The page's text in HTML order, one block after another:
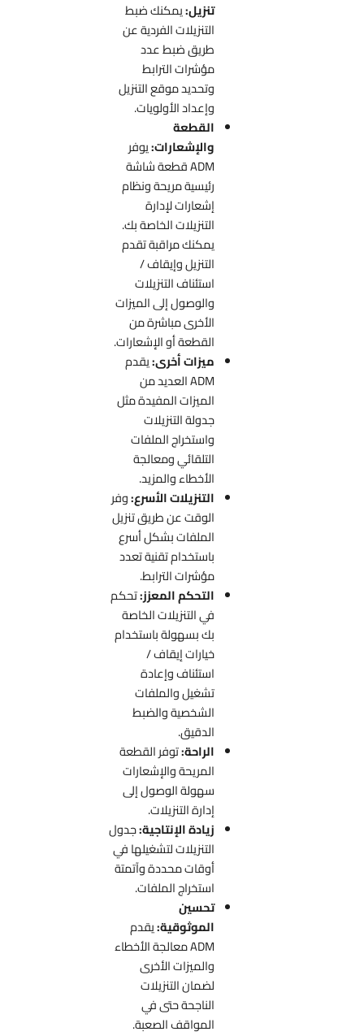
تنزيل:يمكنك ضبط
التنزيلات الفردية عن
طريق ضبط عدد
مؤشرات الترابط
وتحديد موقع التنزيل
وإعداد الأولويات.
القطعة
والإشعارات:يوفر
ADM قطعة شاشة
رئيسية مريحة ونظام
إشعارات لإدارة
التنزيلات الخاصة بك.
يمكنك مراقبة تقدم
التنزيل وإيقاف /
استئناف التنزيلات
والوصول إلى الميزات
الأخرى مباشرة من
القطعة أو الإشعارات.
ميزات أخرى:يقدم
ADM العديد من
الميزات المفيدة مثل
جدولة التنزيلات
واستخراج الملفات
التلقائي ومعالجة
الأخطاء والمزيد.
التنزيلات الأسرع:وفر
الوقت عن طريق تنزيل
الملفات بشكل أسرع
باستخدام تقنية تعدد
مؤشرات الترابط.
التحكم المعزز:تحكم
في التنزيلات الخاصة
بك بسهولة باستخدام
خيارات إيقاف /
استئناف وإعادة
تشغيل والملفات
الشخصية والضبط
الدقيق.
الراحة:توفر القطعة
المريحة والإشعارات
سهولة الوصول إلى
إدارة التنزيلات.
زيادة الإنتاجية:جدول
التنزيلات لتشغيلها في
أوقات محددة وآتمتة
استخراج الملفات.
تحسين
الموثوقية:يقدم
ADM معالجة الأخطاء
والميزات الأخرى
لضمان التنزيلات
الناجحة حتى في
المواقف الصعبة.